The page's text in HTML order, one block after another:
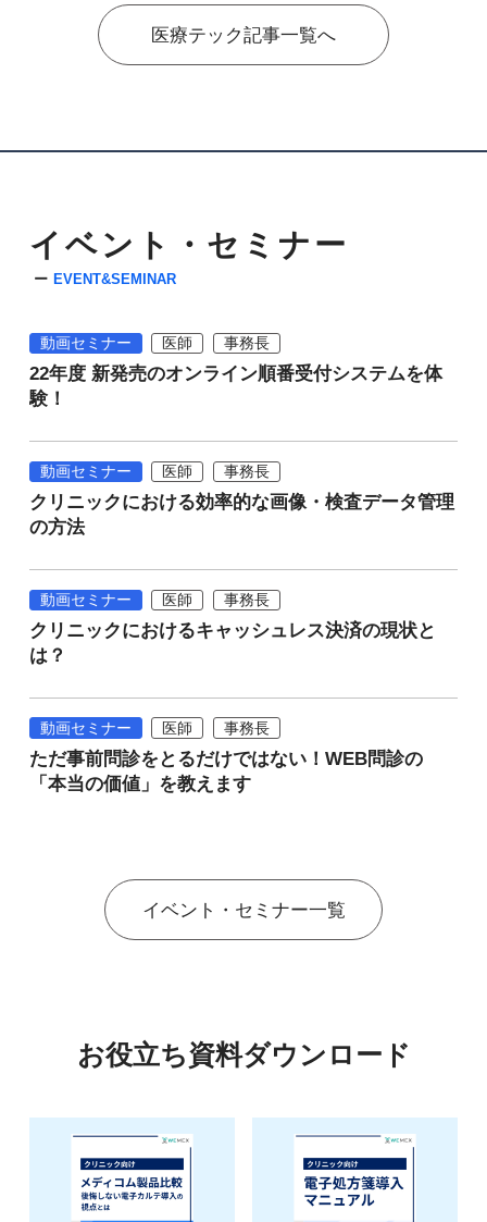
医療テック記事一覧へ
イベント・セミナー
EVENT&SEMINAR
動画セミナー 医師 事務長
22年度 新発売のオンライン順番受付システムを体
験！
動画セミナー 医師 事務長
クリニックにおける効率的な画像・検査データ管理
の方法
動画セミナー 医師 事務長
クリニックにおけるキャッシュレス決済の現状と
は？
動画セミナー 医師 事務長
ただ事前問診をとるだけではない！WEB問診の
「本当の価値」を教えます
イベント・セミナー一覧
お役立ち資料ダウンロード